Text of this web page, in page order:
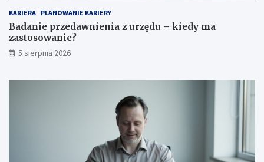
KARIERA PLANOWANIE KARIERY
Badanie przedawnienia z urzędu – kiedy ma
zastosowanie?
5 sierpnia 2026